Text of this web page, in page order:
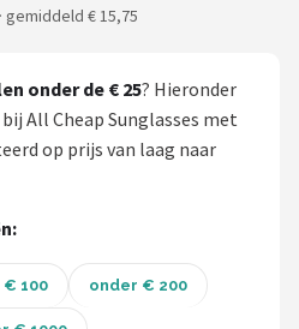
gemiddeld € 15,75
onder de € 25? Hieronder
All Cheap Sunglasses met
op prijs van laag naar
100 onder € 200